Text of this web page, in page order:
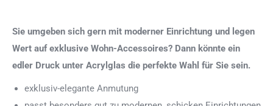
Sie umgeben sich gern mit moderner Einrichtung und legen
Wert auf exklusive Wohn-Accessoires? Dann könnte ein
edler Druck unter Acrylglas die perfekte Wahl für Sie sein.
exklusiv-elegante Anmutung